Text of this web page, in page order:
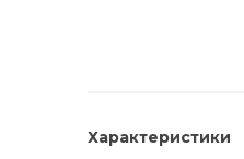
Характеристики